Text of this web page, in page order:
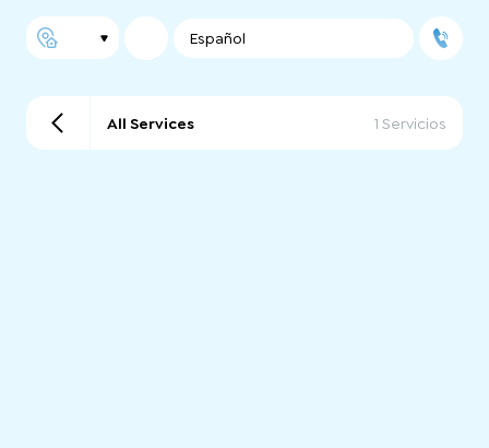
Español
All Services 1 Servicios